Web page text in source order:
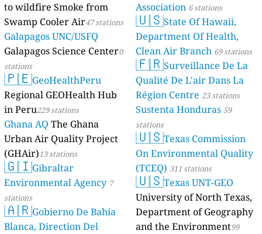
to wildfire Smoke from
Swamp Cooler Air47 stations
Galapagos UNC/USFQ
Galapagos Science Center0
stations
🇵🇪GeoHealthPeru
Regional GEOHealth Hub
in Peru229 stations
Ghana AQ The Ghana
Urban Air Quality Project
(GHAir)13 stations
🇬🇮Gibraltar
Environmental Agency 7
stations
🇦🇷Gobierno De Bahía
Blanca, Direction Del
Association 6 stations
🇺🇸State Of Hawaii,
Department Of Health,
Clean Air Branch 69 stations
🇫🇷Surveillance De La
Qualité De L'air Dans La
Région Centre 23 stations
Sustenta Honduras 59
stations
🇺🇸Texas Commission
On Environmental Quality
(TCEQ) 311 stations
🇺🇸Texas UNT-GEO
University of North Texas,
Department of Geography
and the Environment99